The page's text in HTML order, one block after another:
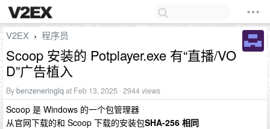
V2EX › 程序员
Scoop 安装的 Potplayer.exe 有“直播/VO
D”广告植入
Bybenzeneringlq at Feb 13, 2025 · 2944 views
Scoop 是 Windows 的一个包管理器
从官网下载的和 Scoop 下载的安装包SHA-256 相同